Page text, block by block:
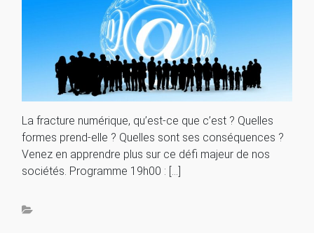
La fracture numérique, qu’est-ce que c’est ? Quelles
formes prend-elle ? Quelles sont ses conséquences ?
Venez en apprendre plus sur ce défi majeur de nos
sociétés. Programme 19h00 : […]